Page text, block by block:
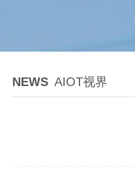
NEWS AIOT视界